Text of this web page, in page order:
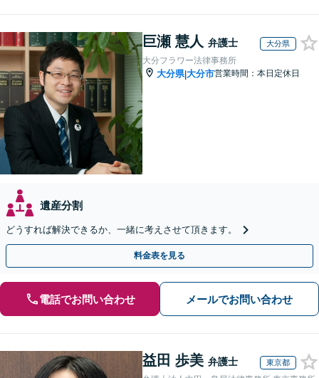
巨瀬 慧人 弁護士 大分県
大分フラワー法律事務所
大分県|大分市営業時間：本日定休日
遺産分割
どうすれば解決できるか、一緒に考えさせて頂きます。
料金表を見る
電話でお問い合わせ メールでお問い合わせ
益田 歩美 弁護士 東京都